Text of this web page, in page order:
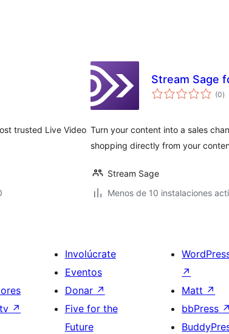
trusted Live Video
Stream Sage
(0en
)
Turn your content into a sales
shopping directly from your
Stream Sage
Menos de 10 instalaciones
↗
Involúcrate
Eventos
Donar ↗
Five for the
Future
↗
Matt ↗
bbPress ↗